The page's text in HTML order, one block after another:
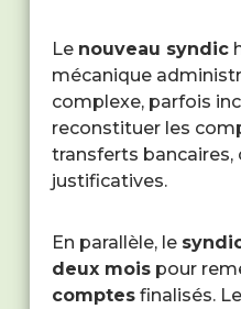
Le nouveau syndic
mécanique
complexe, parfois
reconstituer les
transferts bancaires,
justificatives.
En parallèle, le
deux moispour
comptesfinalisés.